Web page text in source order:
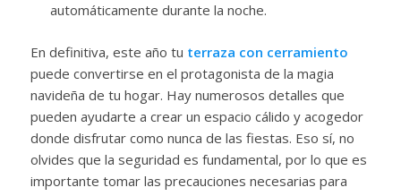
automáticamente durante la noche.
En definitiva, este año tu terraza con cerramiento
puede convertirse en el protagonista de la magia
navideña de tu hogar. Hay numerosos detalles que
pueden ayudarte a crear un espacio cálido y acogedor
donde disfrutar como nunca de las fiestas. Eso sí, no
olvides que la seguridad es fundamental, por lo que es
importante tomar las precauciones necesarias para